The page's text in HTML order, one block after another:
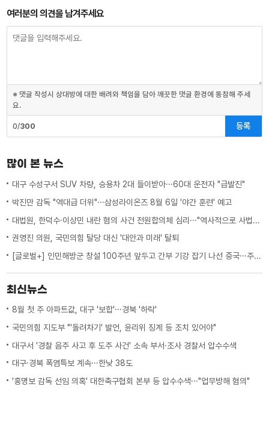
여러분의 의견을 남겨주세요
※ 댓글 작성시 상대방에 대한 배려와 책임을 담아 깨끗한 댓글 환경에 동참해 주세
요.
0/300 등록
많이 본 뉴스
대구 수성구서 SUV 차량, 승용차 2대 들이받아···60대 운전자 "급발진"
박진만 감독 "역대급 더위"···삼성라이온즈 8월 6일 '야간 훈련' 예고
대법원, 한덕수·이상민 내란 혐의 사건 전원합의체 심리···"역사적으로 사법적 평가 필요"
권영진 의원, 국민의힘 탈당 대신 '대안과 미래' 탈퇴
[글로벌+] 인민해방군 창설 100주년 앞두고 간부 기강 잡기 나선 중국···주변국 영향은?
최신뉴스
8월 첫 주 아파트값, 대구 '보합'···경북 '하락'
국민의힘 지도부 "'돌려차기' 발언, 윤리위 징계 등 조치 있어야"
대구서 '경찰 음주 사고 후 도주 사건' 소속 부서·조사 경찰서 압수수색
대구·경북 폭염특보 계속···한낮 38도
'홍명보 감독 선임 의혹' 대한축구협회 본부 등 압수수색···"업무방해 혐의"